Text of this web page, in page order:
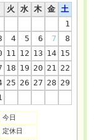
火 水 木 金 土
1
4 5 6 7
8
11 12 13 14 15
18 19 20 21 22
25 26 27 28 29
今日
定休日